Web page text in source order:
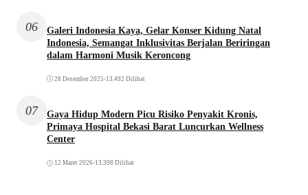
06
Galeri Indonesia Kaya, Gelar Konser Kidung Natal
Indonesia, Semangat Inklusivitas Berjalan Beriringan
dalam Harmoni Musik Keroncong
28 Desember 2025 •13.492 Dilihat
07
Gaya Hidup Modern Picu Risiko Penyakit Kronis,
Primaya Hospital Bekasi Barat Luncurkan Wellness
Center
12 Maret 2026•13.398 Dilihat